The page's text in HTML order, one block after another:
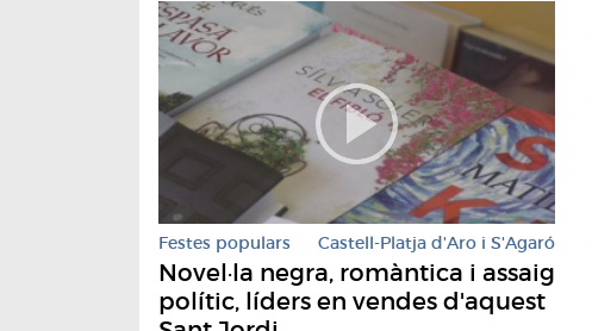
Festes populars Castell-Platja d'Aro i S'Agaró
Novel·la negra, romàntica i assaig
polític, líders en vendes d'aquest